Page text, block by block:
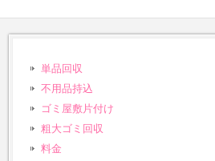
単品回収
不用品持込
ゴミ屋敷片付け
粗大ゴミ回収
料金